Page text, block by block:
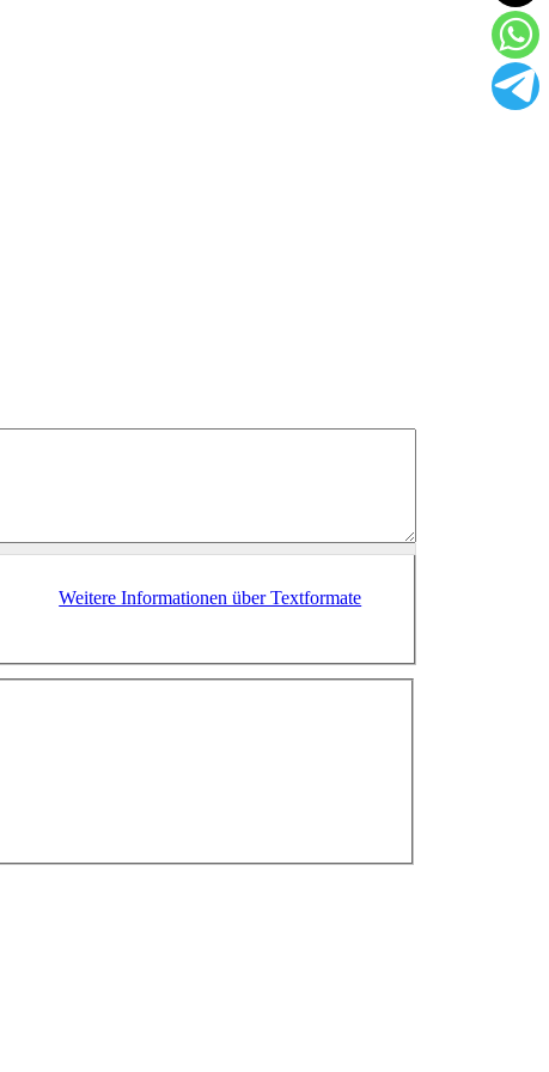
Weitere Informationen über Textformate